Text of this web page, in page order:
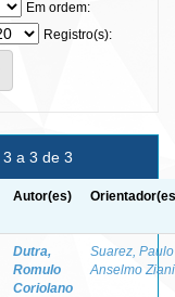
Em ordem:
Registro(s):
a 3 de 3
Autor(es)
Dutra,
Romulo
Coriolano
Suarez, Paulo
Anselmo Ziani